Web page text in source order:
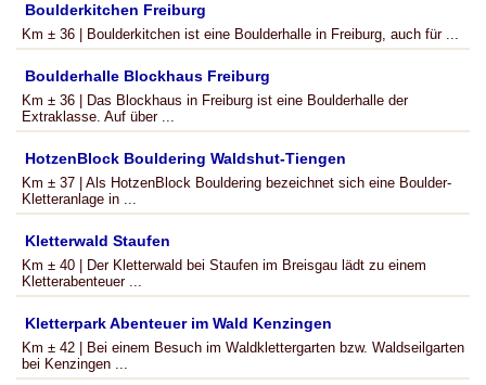
Boulderkitchen Freiburg
Km ± 36 | Boulderkitchen ist eine Boulderhalle in Freiburg, auch für ...
Boulderhalle Blockhaus Freiburg
Km ± 36 | Das Blockhaus in Freiburg ist eine Boulderhalle der
Extraklasse. Auf über ...
HotzenBlock Bouldering Waldshut-Tiengen
Km ± 37 | Als HotzenBlock Bouldering bezeichnet sich eine Boulder-
Kletteranlage in ...
Kletterwald Staufen
Km ± 40 | Der Kletterwald bei Staufen im Breisgau lädt zu einem
Kletterabenteuer ...
Kletterpark Abenteuer im Wald Kenzingen
Km ± 42 | Bei einem Besuch im Waldklettergarten bzw. Waldseilgarten
bei Kenzingen ...